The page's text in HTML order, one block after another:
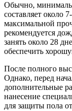
Обычно,
составляет около
максимальной
рекомендуется
занять около 28
обеспечить
После полного
Однако, перед
дополнительные
нанесение
для защиты пола